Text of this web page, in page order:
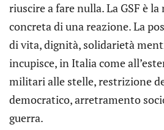
riuscire a fare nulla. La GSF è
concreta di una reazione. La
di vita, dignità, solidarietà
incupisce, in Italia come
militari alle stelle, restrizione
democratico, arretramento
guerra.